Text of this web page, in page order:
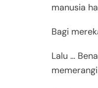
manusia
Bagi
Lalu …